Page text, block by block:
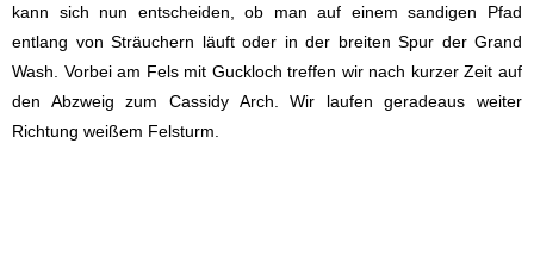
kann sich nun entscheiden, ob man auf einem sandigen Pfad
entlang von Sträuchern läuft oder in der breiten Spur der Grand
Wash. Vorbei am Fels mit Guckloch treffen wir nach kurzer Zeit auf
den Abzweig zum Cassidy Arch. Wir laufen geradeaus weiter
Richtung weißem Felsturm.